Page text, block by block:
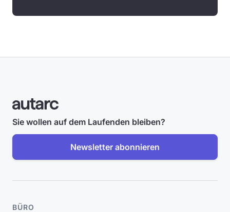
Sie wollen auf dem Laufenden bleiben?
Newsletter abonnieren
BÜRO